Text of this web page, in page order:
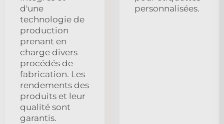
d'une
technologie de
production
prenant en
charge divers
procédés de
fabrication. Les
rendements des
produits et leur
qualité sont
garantis.
personnalisées.